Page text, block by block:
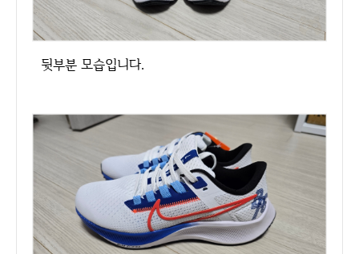
뒷부분 모습입니다.